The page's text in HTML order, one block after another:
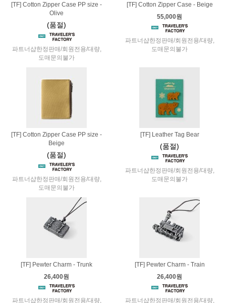
[TF] Cotton Zipper Case PP size -
Olive
(품절)
파트너샵한정판매/회원전용/대량,
도매문의불가
[TF] Cotton Zipper Case - Beige
55,000원
파트너샵한정판매/회원전용/대량,
도매문의불가
[TF] Cotton Zipper Case PP size -
Beige
(품절)
파트너샵한정판매/회원전용/대량,
도매문의불가
[TF] Leather Tag Bear
(품절)
파트너샵한정판매/회원전용/대량,
도매문의불가
[TF] Pewter Charm - Trunk
26,400원
파트너샵한정판매/회원전용/대량,
[TF] Pewter Charm - Train
26,400원
파트너샵한정판매/회원전용/대량,